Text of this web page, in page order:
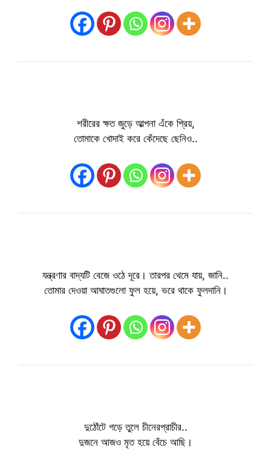
শরীরের ক্ষত জুড়ে আল্পনা এঁকে প্রিয়,
তোমাকে খোদাই করে কেঁদেছে ছেনিও..
যন্ত্রণার বাদ্যটি বেজে ওঠে দূরে। তারপর থেমে যায়, জানি..
তোমার দেওয়া আঘাতগুলো ফুল হয়ে, ভরে থাকে ফুলদানি।
দুঠোঁটে গড়ে তুলে চীনেরপ্রাচীর..
দুজনে আজও মৃত হয়ে বেঁচে আছি।